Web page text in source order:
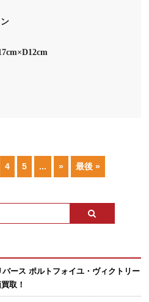
4 5 ... » 最後 »
ース ポルトフォイユ・ヴィクトリー
取！